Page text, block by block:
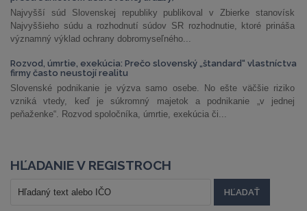
Najvyšší súd Slovenskej republiky publikoval v Zbierke stanovísk
Najvyššieho súdu a rozhodnutí súdov SR rozhodnutie, ktoré prináša
významný výklad ochrany dobromyseľného...
Rozvod, úmrtie, exekúcia: Prečo slovenský „štandard“ vlastníctva
firmy často neustojí realitu
Slovenské podnikanie je výzva samo osebe. No ešte väčšie riziko
vzniká vtedy, keď je súkromný majetok a podnikanie „v jednej
peňaženke“. Rozvod spoločníka, úmrtie, exekúcia či...
HĽADANIE V REGISTROCH